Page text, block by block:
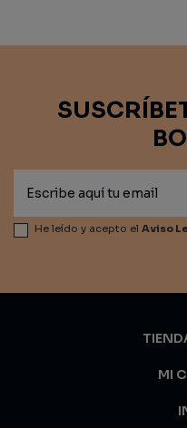
He leído y acepto el Aviso
MI